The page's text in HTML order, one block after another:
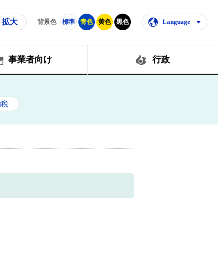
拡大 背景色 標準 青色 黄色 黒色 Language
事業者向け 行政